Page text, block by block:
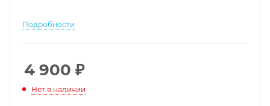
Подробности
4 900 ₽
Нет в наличии